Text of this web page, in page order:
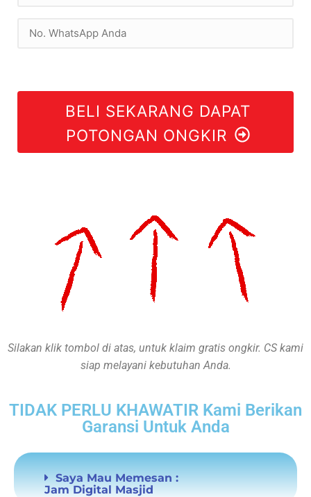
BELI SEKARANG DAPAT
POTONGAN ONGKIR
Silakan klik tombol di atas, untuk klaim gratis ongkir. CS kami
siap melayani kebutuhan Anda.
TIDAK PERLU KHAWATIR Kami Berikan
Garansi Untuk Anda
Saya Mau Memesan :
Jam Digital Masjid